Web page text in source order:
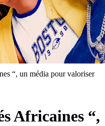
“, un média pour valoriser
Africaines “,